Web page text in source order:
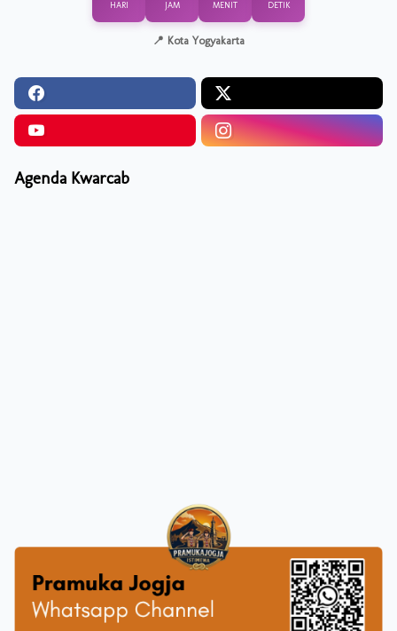
HARI JAM MENIT DETIK
📍 Kota Yogyakarta
Agenda Kwarcab